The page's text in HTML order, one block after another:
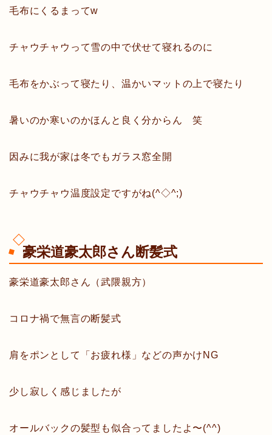
毛布にくるまってw
チャウチャウって雪の中で伏せて寝れるのに
毛布をかぶって寝たり、温かいマットの上で寝たり
暑いのか寒いのかほんと良く分からん 笑
因みに我が家は冬でもガラス窓全開
チャウチャウ温度設定ですがね(^◇^;)
豪栄道豪太郎さん断髪式
豪栄道豪太郎さん（武隈親方）
コロナ禍で無言の断髪式
肩をポンとして「お疲れ様」などの声かけNG
少し寂しく感じましたが
オールバックの髪型も似合ってましたよ〜(^^)